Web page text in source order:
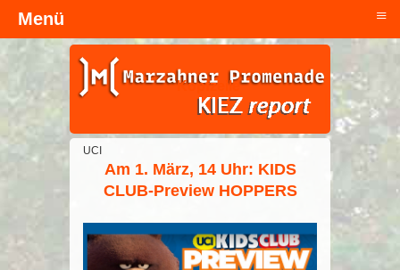
Kopfzeile
UCI
Am 1. März, 14 Uhr: KIDS
CLUB-Preview HOPPERS
Menü ≡